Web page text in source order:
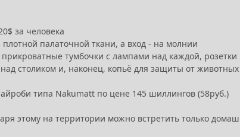
за человека
палаточной ткани, а вход - на молнии
тумбочки с лампами над каждой, розетки
столиком и, наконец, копьё для защиты от животных
типа Nakumatt по цене 145 шиллингов (58руб.)
этому на территории можно встретить только